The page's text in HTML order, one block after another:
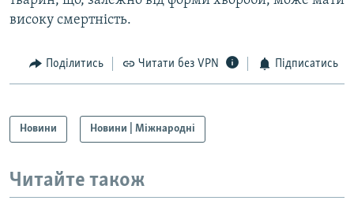
високу смертність.
Поділитись Читати без VPN Підписатись
Новини Новини | Міжнародні
Читайте також